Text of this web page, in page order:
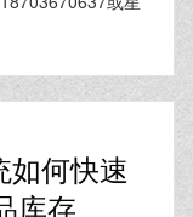
如何快速
库存